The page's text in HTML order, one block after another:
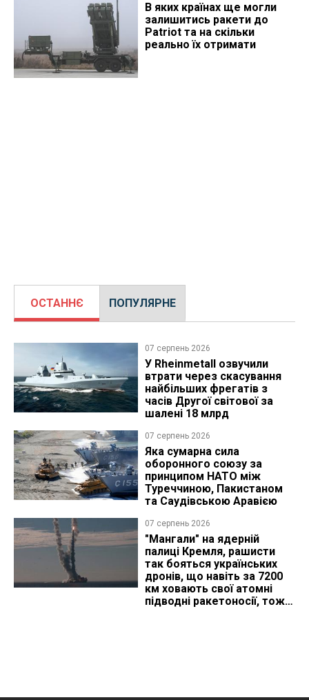
В яких країнах ще могли
залишитись ракети до
Patriot та на скільки
реально їх отримати
ОСТАННЄ ПОПУЛЯРНЕ
07 серпень 2026
У Rheinmetall озвучили
втрати через скасування
найбільших фрегатів з
часів Другої світової за
шалені 18 млрд
07 серпень 2026
Яка сумарна сила
оборонного союзу за
принципом НАТО між
Туреччиною, Пакистаном
та Саудівською Аравією
07 серпень 2026
"Мангали" на ядерній
палиці Кремля, рашисти
так бояться українських
дронів, що навіть за 7200
км ховають свої атомні
підводні ракетоносії, тож